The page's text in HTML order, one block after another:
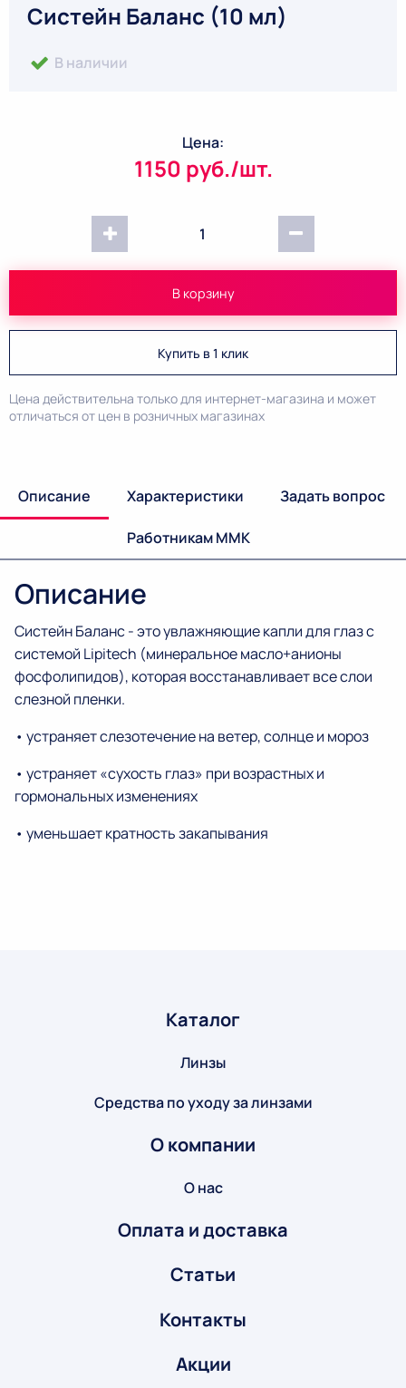
Систейн Баланс (10 мл)
В наличии
Цена:
1150 руб./шт.
1
В корзину
Купить в 1 клик
Цена действительна только для интернет-магазина и может
отличаться от цен в розничных магазинах
Описание Характеристики Задать вопрос
Работникам ММК
Описание
Систейн Баланс - это увлажняющие капли для глаз с
системой Lipitech (минеральное масло+анионы
фосфолипидов), которая восстанавливает все слои
слезной пленки.
• устраняет слезотечение на ветер, солнце и мороз
• устраняет «сухость глаз» при возрастных и
гормональных изменениях
• уменьшает кратность закапывания
Каталог
Линзы
Средства по уходу за линзами
О компании
О нас
Оплата и доставка
Статьи
Контакты
Акции